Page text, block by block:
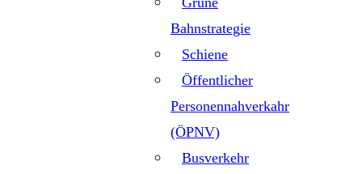
Bahnstrategie
Schiene
Öffentlicher
Personennahverkahr
(ÖPNV)
Busverkehr